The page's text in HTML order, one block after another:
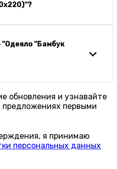
"Одеяло "Бамбук
обновления и узнавайте
предложениях первыми
я принимаю
персональных данных